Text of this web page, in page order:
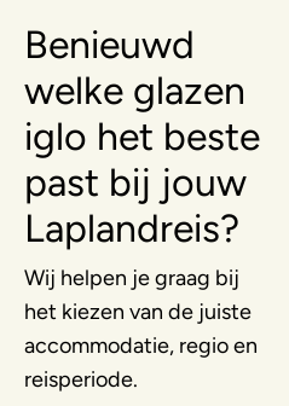
Benieuwd
welke glazen
iglo het beste
past bij jouw
Laplandreis?
Wij helpen je graag bij
het kiezen van de juiste
accommodatie, regio en
reisperiode.